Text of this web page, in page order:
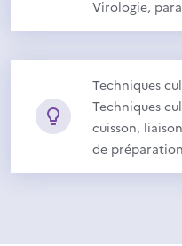
Virologie,
Techniques
Techniques
cuisson,
de préparation